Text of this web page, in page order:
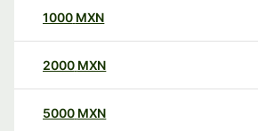
1000 MXN
2000 MXN
5000 MXN